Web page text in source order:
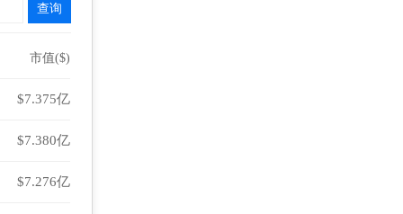
市值($)
$7.375亿
$7.380亿
$7.276亿